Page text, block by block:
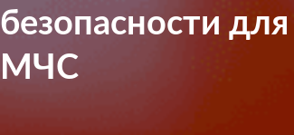
безопасности
МЧС